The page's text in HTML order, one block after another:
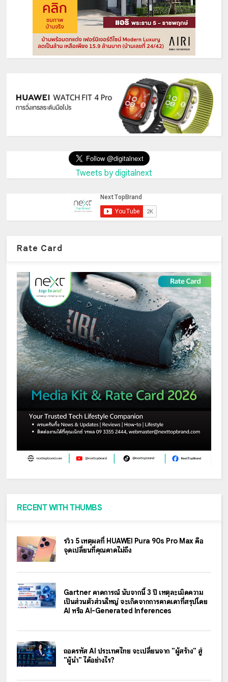
Tweets by digitalnext
Rate Card
RECENT WITH THUMBS
รีวิว 5 เหตุผลที่ HUAWEI Pura 90s Pro Max คือ
จุดเปลี่ยนที่คุณคาดไม่ถึง
Gartner คาดการณ์ นับจากนี้ 3 ปี เหตุละเมิดความ
เป็นส่วนตัวส่วนใหญ่ จะเกิดจากการคาดเดาที่สรุปโดย
AI หรือ AI-Generated Inferences
ถอดรหัส AI ประเทศไทย จะเปลี่ยนจาก "ผู้สร้าง" สู่
"ผู้นำ" ได้อย่างไร?